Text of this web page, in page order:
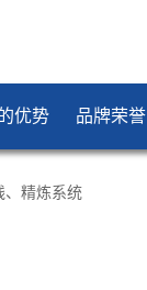
优势 品牌荣誉
、精炼系统